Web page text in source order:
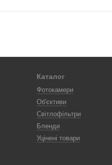
Каталог
Фотокамери
Об'єктиви
Світлофільтри
Бленди
Уцінені товари